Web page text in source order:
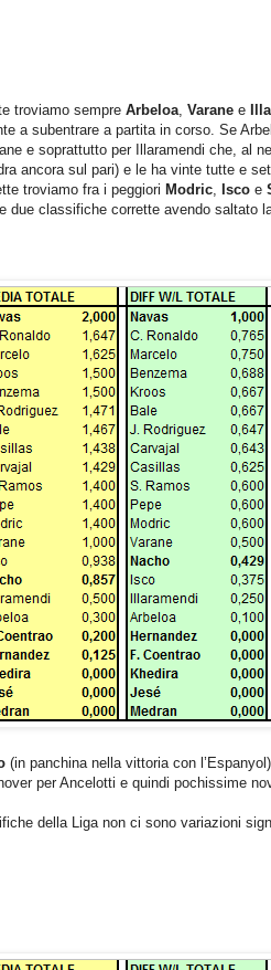
troviamo sempre Arbeloa, Varane e
a subentrare a partita in corso. Se
e soprattutto per Illaramendi che, al
ancora sul pari) e le ha vinte tutte e
troviamo fra i peggiori Modric, Isco e
due classifiche corrette avendo saltato
(in panchina nella vittoria con
per Ancelotti e quindi pochissime
della Liga non ci sono variazioni